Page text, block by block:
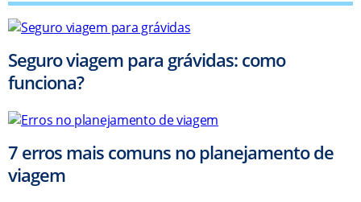
Seguro viagem para grávidas: como
funciona?
7 erros mais comuns no planejamento de
viagem